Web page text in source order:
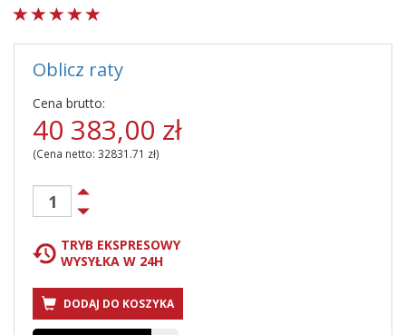
Oblicz raty
Cena brutto:
40 383,00 zł
(Cena netto: 32831.71 zł)
TRYB EKSPRESOWY
WYSYŁKA W 24H
DODAJ DO KOSZYKA